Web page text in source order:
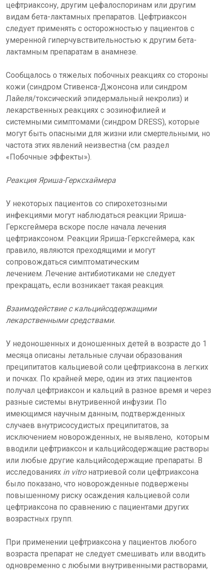
цефтриаксону, другим цефалоспоринам или другим
видам бета-лактамных препаратов. Цефтриаксон
следует применять с осторожностью у пациентов с
умеренной гиперчувствительностью к другим бета-
лактамным препаратам в анамнезе.
Сообщалось о тяжелых побочных реакциях со стороны
кожи (синдром Стивенса-Джонсона или синдром
Лайеля/токсический эпидермальный некролиз) и
лекарственных реакциях с эозинофилией и
системными симптомами (синдром DRESS), которые
могут быть опасными для жизни или смертельными, но
частота этих явлений неизвестна (см. раздел
«Побочные эффекты»).
Реакция Яриша-Герксхаймера
У некоторых пациентов со спирохетозными
инфекциями могут наблюдаться реакции Яриша-
Герксгеймера вскоре после начала лечения
цефтриаксоном. Реакции Яриша-Герксгеймера, как
правило, являются преходящими и могут
сопровождаться симптоматическим
лечением. Лечение антибиотиками не следует
прекращать, если возникает такая реакция.
Взаимодействие с кальцийсодержащими
лекарственными средствами.
У недоношенных и доношенных детей в возрасте до 1
месяца описаны летальные случаи образования
преципитатов кальциевой соли цефтриаксона в легких
и почках. По крайней мере, один из этих пациентов
получал цефтриаксон и кальций в разное время и через
разные системы внутривенной инфузии. По
имеющимся научным данным, подтвержденных
случаев внутрисосудистых преципитатов, за
исключением новорожденных, не выявлено, которым
вводили цефтриаксон и кальцийсодержащие растворы
или любые другие кальцийсодержащие препараты. В
исследованиях in vitroнатриевой соли цефтриаксона
было показано, что новорожденные подвержены
повышенному риску осаждения кальциевой соли
цефтриаксона по сравнению с пациентами других
возрастных групп.
При применении цефтриаксона у пациентов любого
возраста препарат не следует смешивать или вводить
одновременно с любыми внутривенными растворами,